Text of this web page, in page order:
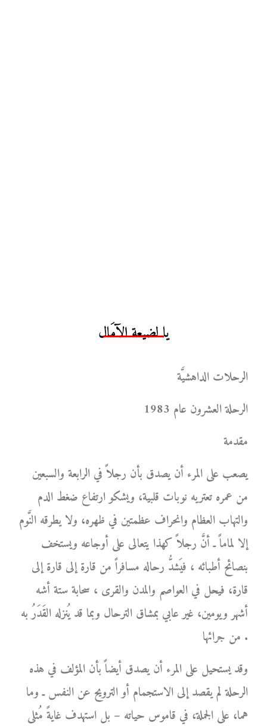
يا لضيعة الآمَال
الرحلات الداهشيَّة
الرحلة العشرون عام 1983
مقدمة
يصعب على المرء أن يصدق بأن رجلاً في الرابعة والسبعين
من عمره تعتريه نوبات قلبية، ويشكو ارتفاع ضغط الدم
والتهاب العظام وانحراف عظمتين في ظهره، ولا يطرقه النَّوم
إلا لماماً ـ أنَّ رجلاً كهذا يتعالى على أوجاعه ويستخف
بنصائح أطبائه ، فيَشدُّ رحاله مسافراً من قارة إلى قارة إلى
قارة، فيحل في العواصم والمدن والقرى ، سحابة ستة أشه
أشهر ويومين، غير عابي بمشاق الترحال وبما قد يُنزله القَدَرُ به
من جرائها .
وقد يستحيل على المرء أن يصدق أيضاً بأن المؤلف في هذه
الرحلة لم يقصد إلى الاستجمام أو الترويح عن النفس ـ وما
هما، على الجملة، في قاموس حياته – بل استهدف غايةً مُثلى